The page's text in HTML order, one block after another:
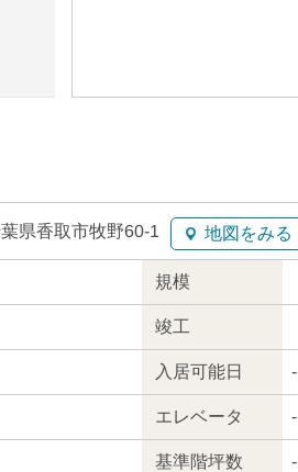
県香取市牧野60-1 地図をみる
規模
竣工
入居可能日 -
エレベータ -
基準階坪数 -